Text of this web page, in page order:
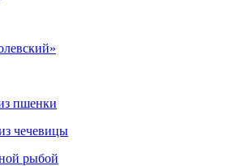
пшенки
чечевицы
рыбой